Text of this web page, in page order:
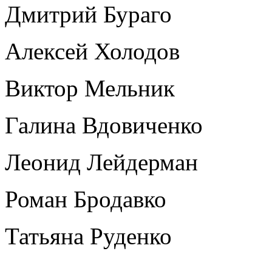
Дмитрий Бураго
Алексей Холодов
Виктор Мельник
Галина Вдовиченко
Леонид Лейдерман
Роман Бродавко
Татьяна Руденко